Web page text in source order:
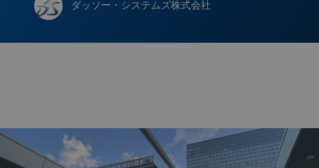
ダッソー・システムズ株式会社